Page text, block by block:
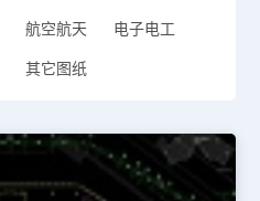
航空航天 电子电工
其它图纸